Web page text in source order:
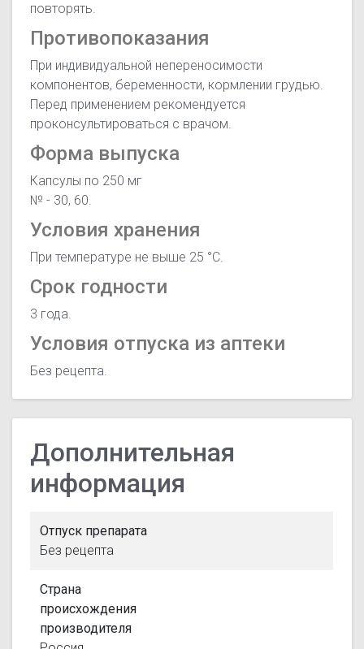
повторять.
Противопоказания
При индивидуальной непереносимости
компонентов, беременности, кормлении грудью.
Перед применением рекомендуется
проконсультироваться с врачом.
Форма выпуска
Капсулы по 250 мг
№ - 30, 60.
Условия хранения
При температуре не выше 25 °C.
Срок годности
3 года.
Условия отпуска из аптеки
Без рецепта.
Дополнительная
информация
Отпуск препарата
Без рецепта
Страна
происхождения
производителя